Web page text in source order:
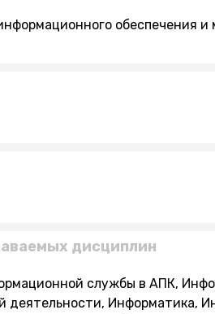
обеспечения и
дисциплин
службы в АПК,
деятельности, Информатика,